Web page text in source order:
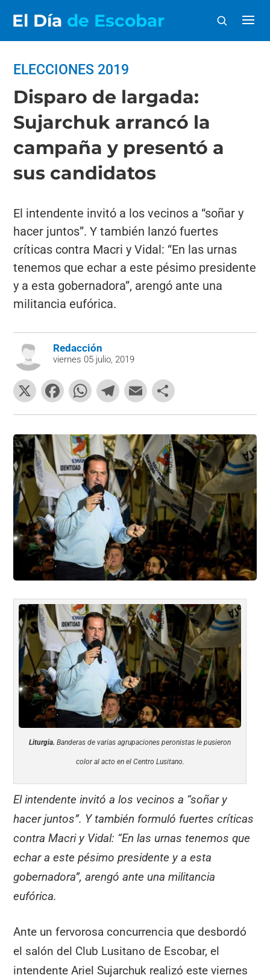
El Día de Escobar
ELECCIONES 2019
Disparo de largada:
Sujarchuk arrancó la
campaña y presentó a
sus candidatos
El intendente invitó a los vecinos a “soñar y
hacer juntos”. Y también lanzó fuertes
críticas contra Macri y Vidal: “En las urnas
tenemos que echar a este pésimo presidente
y a esta gobernadora”, arengó ante una
militancia eufórica.
Redacción
viernes 05 julio, 2019
X
F
a
c
e
b
o
o
k
W
h
at
s
A
p
p
T
el
e
gr
a
m
E
m
ai
l
o
m
p
ar
tir
Liturgia. Banderas de varias agrupaciones peronistas le pusieron
color al acto en el Centro Lusitano.
El intendente invitó a los vecinos a “soñar y
hacer juntos”. Y también formuló fuertes críticas
contra Macri y Vidal: “En las urnas tenemos que
echar a este pésimo presidente y a esta
gobernadora”, arengó ante una militancia
eufórica.
Ante un fervorosa concurrencia que desbordó
el salón del Club Lusitano de Escobar, el
intendente Ariel Sujarchuk realizó este viernes